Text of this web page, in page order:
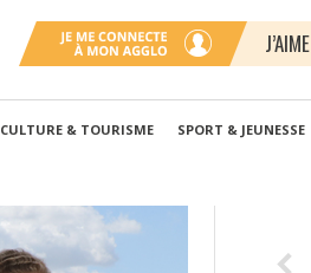
J’AIME
CULTURE & TOURISME SPORT & JEUNESSE